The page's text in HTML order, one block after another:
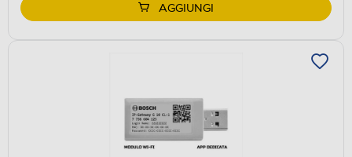
AGGIUNGI